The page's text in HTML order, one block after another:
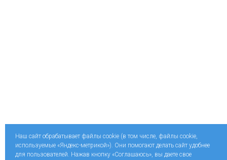
Наш сайт обрабатывает файлы cookie (в том числе, файлы cookie,
используемые «Яндекс-метрикой»). Они помогают делать сайт удобнее
для пользователей. Нажав кнопку «Соглашаюсь», вы даете свое